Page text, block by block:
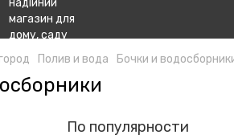
Полив и вода Бочки и
По популярности